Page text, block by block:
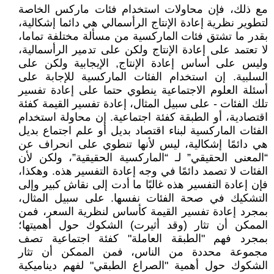
مع ذلك، فإن محاولات استخدام فئات ماركس الخاصة
لتطوير نظرية إعادة الإنتاج الرأسمالي هي دائما إشكالية،
بقدر ما تشتق فئات الماركسية من مسألة مختلفة تماما،
لا تعتمد على إعادة الإنتاج ولكن على تدمير الرأسمالية،
وليس على أساس إعادة الإنتاج, الإيجابية ولكن على
السلبية. إن استخدام الفئات الماركسية للإجابة على
أسئلة العلوم الاجتماعية ينطوي حتما على إعادة تفسير
تلك الفئات - على سبيل المثال، إعادة تفسير القيمة كفئة
اقتصادية، أو الطبقة كفئة اجتماعية. إن محاولة استخدام
الفئات الماركسية لبناء اقتصاد بديل أو علم اجتماع بديل
هي دائمًا إشكالية، ليس لأنها تنطوي على انحراف عن
“المعنى الحقيقي” لـ “الماركسية الحقيقية”، ولكن لأن
الفئات لا تصمد دائمًا في وجه إعادة التفسير هذه. وهكذا،
فإن إعادة التفسير هذه غالبًا ما أدت إلى نقاش كبير وإلى
التشكيك في صحة الفئات نفسها. على سبيل المثال،
بمجرد إعادة تفسير القيمة كأساس لنظرية السعر، فمن
الممكن أن تثار (وقد أثيرت) الشكوك حول أهميتها؛
بمجرد فهم "الطبقة العاملة" كفئة اجتماعية تصف
مجموعة محددة من الناس، فمن الممكن أن تثار
الشكوك حول أهمية "الصراع الطبقي" لفهم ديناميكية